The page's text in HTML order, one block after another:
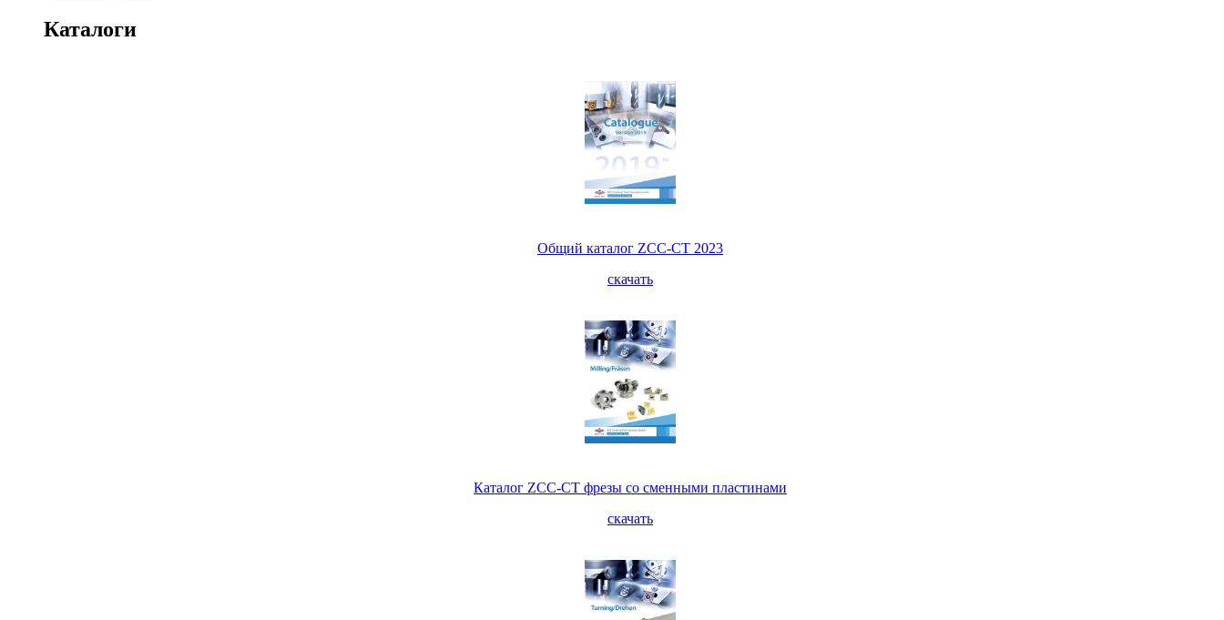
Каталоги
Общий каталог ZCC-CT 2023
скачать
Каталог ZCC-CT фрезы со сменными пластинами
скачать